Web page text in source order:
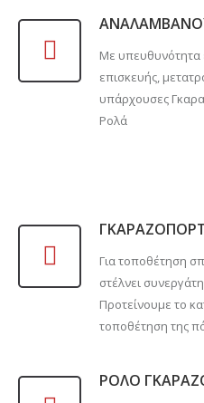
Με υπευθυνότητα
επισκευής,
υπάρχουσες
Ρολά
Για τοποθέτηση
στέλνει
Προτείνουμε το
τοποθέτηση της
ΡΟΛΟ